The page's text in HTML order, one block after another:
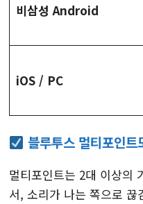
비삼성 Android
iOS / PC
블루투스 멀티포인트
멀티포인트는 2대 이상의
서, 소리가 나는 쪽으로 끊